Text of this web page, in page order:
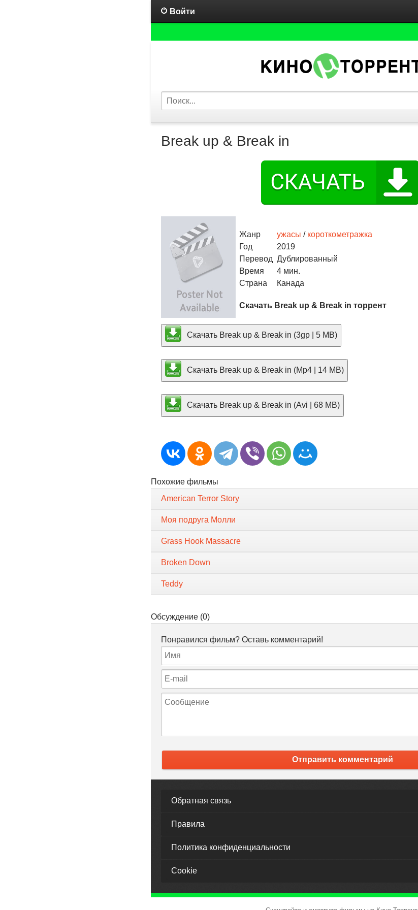
Войти
Break up & Break in
Жанр ужасы / короткометражка
Год
2019
Перевод Дублированный
Время
4 мин.
Страна
Канада
Скачать Break up & Break in торрент
Скачать Break up & Break in (3gp | 5 MB)
Скачать Break up & Break in (Mp4 | 14 MB)
Скачать Break up & Break in (Avi | 68 MB)
Похожие фильмы
American Terror Story
Моя подруга Молли
Grass Hook Massacre
Broken Down
Teddy
Обсуждение (0)
Понравился фильм? Оставь комментарий!
Отправить комментарий
Обратная связь
Правила
Политика конфиденциальности
Cookie